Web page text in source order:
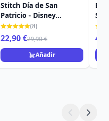
Stitch Día de San
Patricio - Disney
Showcase Stitch
(8)
22,90 €29,90 €
Añadir